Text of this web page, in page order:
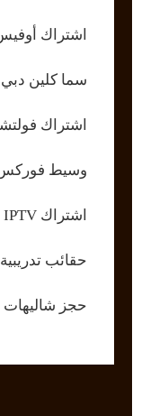
اشتراك أوفيس
سما كلين دبي
اشتراك
وسيط
اشتراك IPTV
حقائب تدريبية
حجز شاليهات